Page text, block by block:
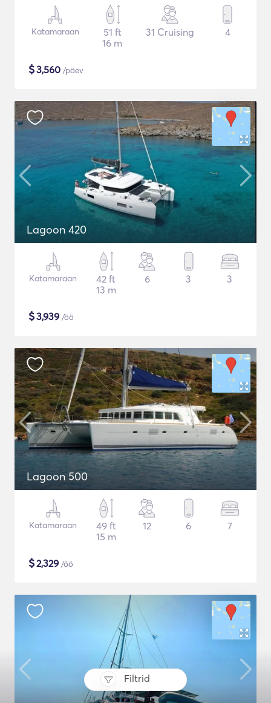
Filtrid
Katamaraan
51 ft
16 m
31 Cruising 4
$3,560 /päev
Lagoon 420
Katamaraan
42 ft
13 m
6 3 3
$3,939 /öö
Lagoon 500
Katamaraan
49 ft
15 m
12 6 7
$2,329 /öö